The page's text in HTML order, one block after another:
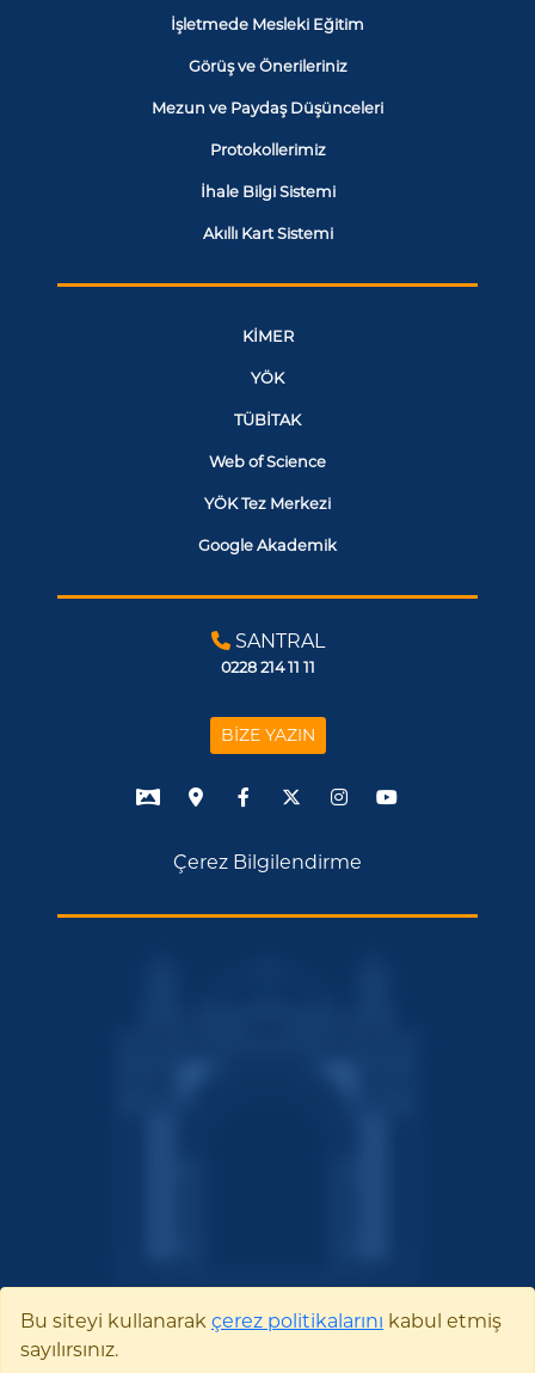
İşletmede Mesleki Eğitim
Görüş ve Önerileriniz
Mezun ve Paydaş Düşünceleri
Protokollerimiz
İhale Bilgi Sistemi
Akıllı Kart Sistemi
KİMER
YÖK
TÜBİTAK
Web of Science
YÖK Tez Merkezi
Google Akademik
SANTRAL
0228 214 11 11
BİZE YAZIN
Çerez Bilgilendirme
Bu siteyi kullanarak çerez politikalarını kabul etmiş
sayılırsınız.